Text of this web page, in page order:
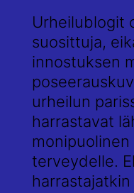
Urheilublogit
suosittuja,
innostuksen
urheilun
harrastavat
terveydelle.